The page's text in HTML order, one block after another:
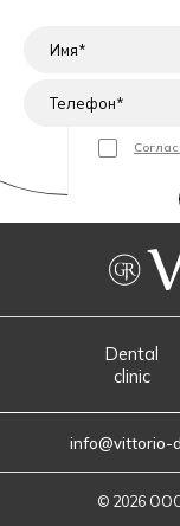
Dental
clinic
info@vittorio-
© 2026